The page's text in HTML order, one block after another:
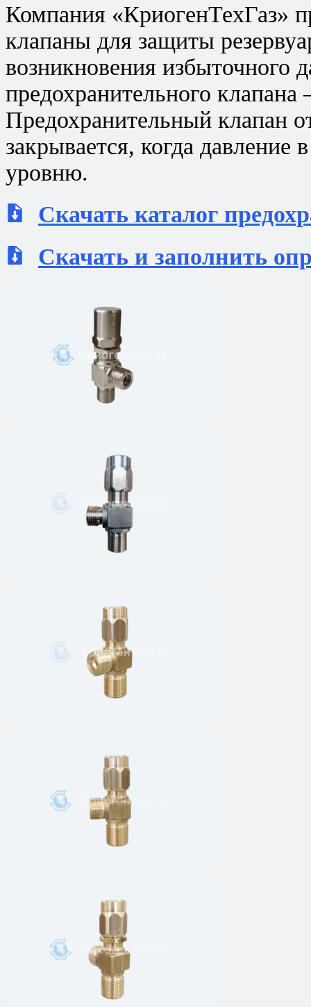
Компания «КриогенТехГаз»
клапаны для защиты
возникновения избыточного
предохранительного
Предохранительный клапан
закрывается, когда
уровню.
Скачать каталог
Скачать и заполнить